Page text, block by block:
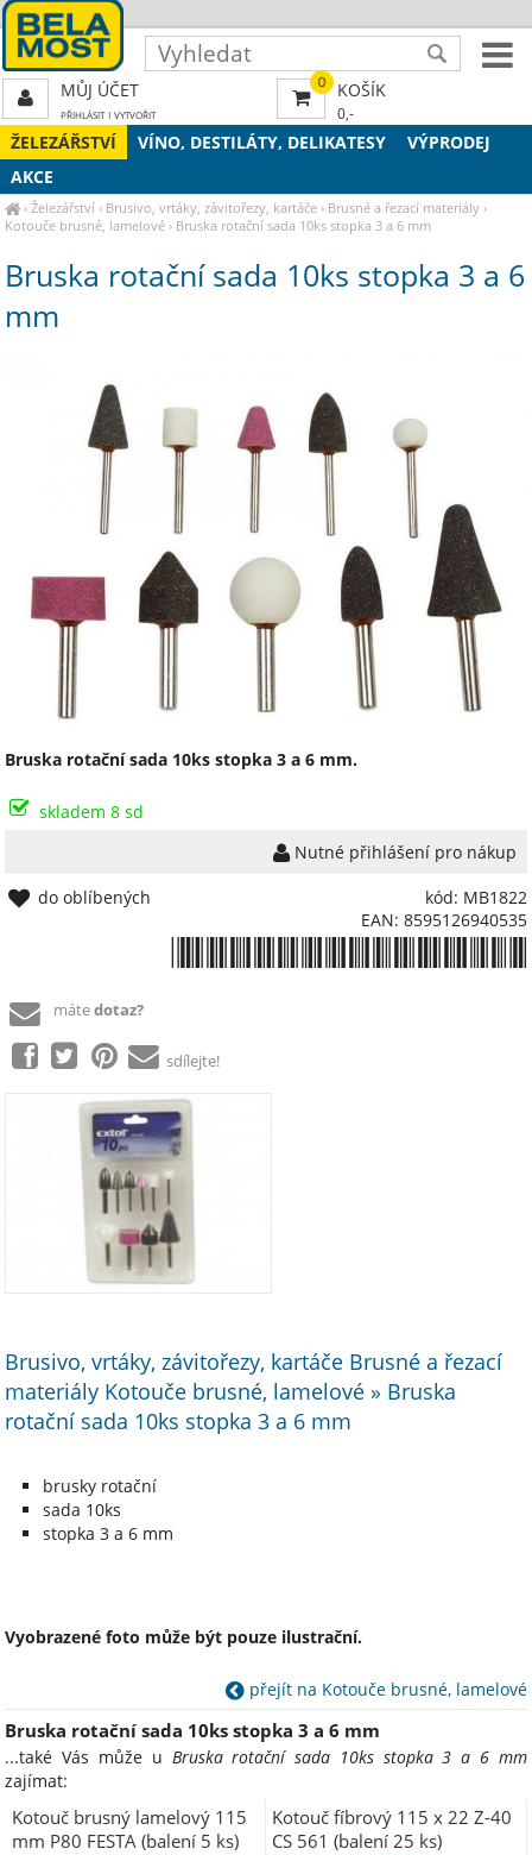
ŽELEZÁŘSTVÍ VÍNO, DESTILÁTY, DELIKATESY
VÝPRODEJ
AKCE
›Železářství › Brusivo, vrtáky, závitořezy, kartáče › Brusné a řezací materiály ›
Kotouče brusné, lamelové › Bruska rotační sada 10ks stopka 3 a 6 mm
Bruska rotační sada 10ks stopka 3 a 6
mm
Bruska rotační sada 10ks stopka 3 a 6 mm.
skladem 8 sd
Nutné přihlášení pro nákup
kód: MB1822
EAN: 8595126940535
do oblíbených
mátedotaz?
sdílejte!
Brusivo, vrtáky, závitořezy, kartáče Brusné a řezací
materiály Kotouče brusné, lamelové » Bruska
rotační sada 10ks stopka 3 a 6 mm
brusky rotační
sada 10ks
stopka 3 a 6 mm
Vyobrazené foto může být pouze ilustrační.
přejít na Kotouče brusné, lamelové
Bruska rotační sada 10ks stopka 3 a 6 mm
...také Vás může u Bruska rotační sada 10ks stopka 3 a 6 mm
zajímat:
Kotouč brusný lamelový 115
mm P80 FESTA (balení 5 ks)
Kotouč fíbrový 115 x 22 Z-40
CS 561 (balení 25 ks)
0 KOŠÍK
0,-
MŮJ ÚČET
PŘIHLÁSIT| VYTVOŘIT